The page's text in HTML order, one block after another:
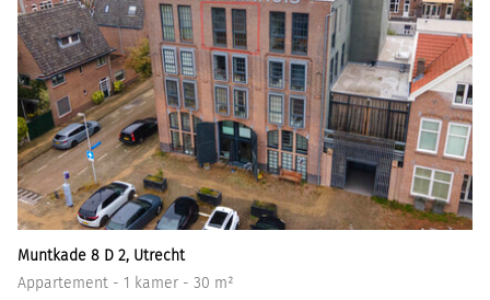
Muntkade 8 D 2, Utrecht
Appartement - 1 kamer - 30 m²